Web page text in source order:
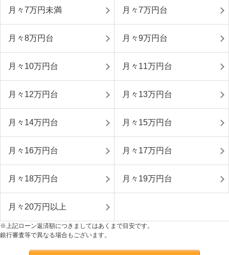
月々7万円未満 月々7万円台
月々8万円台 月々9万円台
月々10万円台 月々11万円台
月々12万円台 月々13万円台
月々14万円台 月々15万円台
月々16万円台 月々17万円台
月々18万円台 月々19万円台
月々20万円以上
※上記ローン返済額につきましてはあくまで目安です。
銀行審査等で異なる場合もございます。